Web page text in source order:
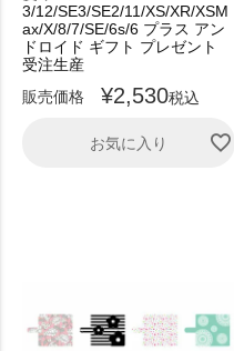
3/12/SE3/SE2/11/XS/XR/XSM
ax/X/8/7/SE/6s/6 プラス アン
ドロイド ギフト プレゼント
受注生産
販売価格
¥2,530税込
お気に入り